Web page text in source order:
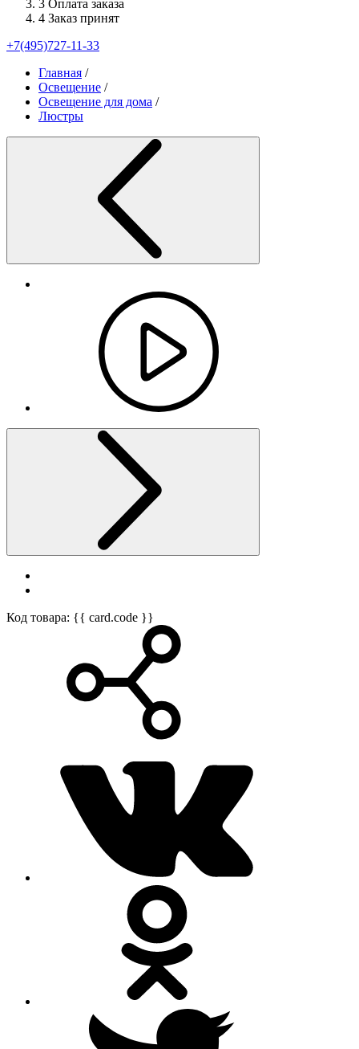
3 Оплата заказа
4 Заказ принят
+7(495)727-11-33
Главная /
Освещение /
Освещение для дома /
Люстры
Код товара: {{ card.code }}